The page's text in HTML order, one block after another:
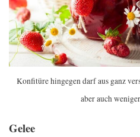
Konfitüre hingegen darf aus ganz
aber auch
Gelee